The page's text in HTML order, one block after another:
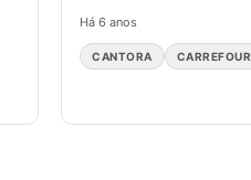
Há 6 anos
CANTORA CARREFOUR